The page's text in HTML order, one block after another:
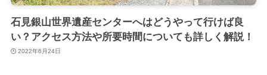
石見銀山世界遺産センターへはどうやって行けば良
い？アクセス方法や所要時間についても詳しく解説！
2022年6月24日